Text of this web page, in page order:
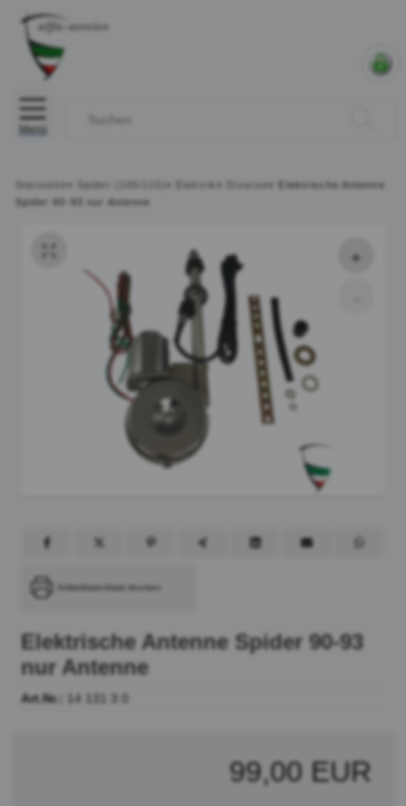
Menü
Startseite » Spider (105/115) » Elektrik » Diverse »
Elektrische Antenne
Spider 90-93 nur Antenne
Artikeldatenblatt drucken
Elektrische Antenne Spider 90-93
nur Antenne
Art.Nr.: 14 131 3 0
99,00 EUR